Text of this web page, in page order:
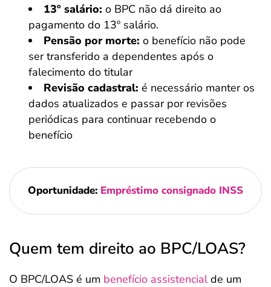
13º salário: o BPC não dá direito ao
pagamento do 13º salário.
Pensão por morte: o benefício não pode
ser transferido a dependentes após o
falecimento do titular
Revisão cadastral: é necessário manter os
dados atualizados e passar por revisões
periódicas para continuar recebendo o
benefício
Oportunidade: Empréstimo consignado INSS
Quem tem direito ao BPC/LOAS?
O BPC/LOAS é um benefício assistencialde um